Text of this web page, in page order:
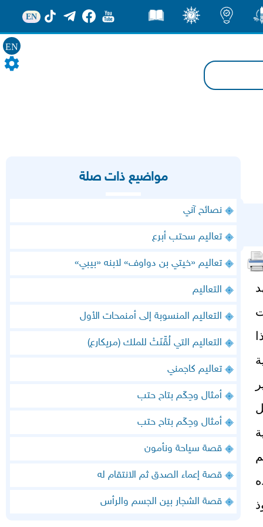
EN
EN
مواضيع ذات صلة
نصائح آني
تعاليم سحتب أبرع
تعاليم «خيتي بن دواوف» لابنه «بيبي»
التعاليم
التعاليم المنسوبة إلى أمنمحات الأول
التعاليم التي لُقِّنَتْ للملك (مريكارع)
تعاليم كاجمني
أمثال وحِكَم بتاح حتب
أمثال وحِكَم بتاح حتب
قصة سياحة ونأمون
قصة إعماء الصدق ثم الانتقام له
قصة الشجار بين الجسم والرأس